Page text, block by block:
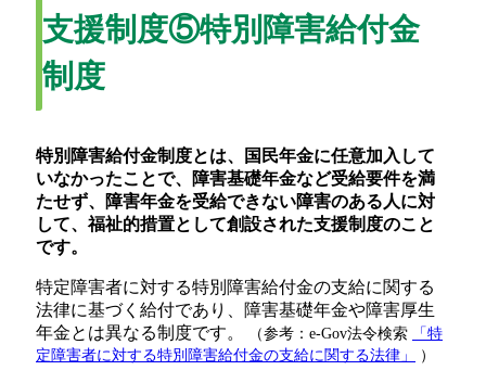
支援制度⑤特別障害給付金
制度
特別障害給付金制度とは、国民年金に任意加入して
いなかったことで、障害基礎年金など受給要件を満
たせず、障害年金を受給できない障害のある人に対
して、福祉的措置として創設された支援制度のこと
です。
特定障害者に対する特別障害給付金の支給に関する
法律に基づく給付であり、障害基礎年金や障害厚生
年金とは異なる制度です。
（参考：e-Gov法令検索
「特
定障害者に対する特別障害給付金の支給に関する法律」
）